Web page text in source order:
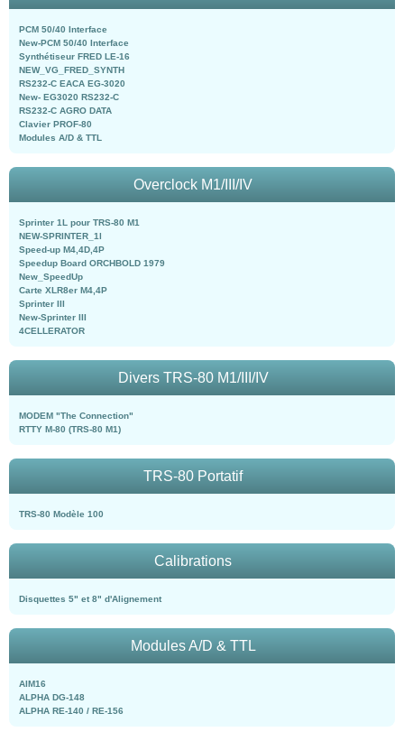
PCM 50/40 Interface
New-PCM 50/40 Interface
Synthétiseur FRED LE-16
NEW_VG_FRED_SYNTH
RS232-C EACA EG-3020
New- EG3020 RS232-C
RS232-C AGRO DATA
Clavier PROF-80
Modules A/D & TTL
Overclock M1/III/IV
Sprinter 1L pour TRS-80 M1
NEW-SPRINTER_1l
Speed-up M4,4D,4P
Speedup Board ORCHBOLD 1979
New_SpeedUp
Carte XLR8er M4,4P
Sprinter III
New-Sprinter III
4CELLERATOR
Divers TRS-80 M1/III/IV
MODEM "The Connection"
RTTY M-80 (TRS-80 M1)
TRS-80 Portatif
TRS-80 Modèle 100
Calibrations
Disquettes 5" et 8" d'Alignement
Modules A/D & TTL
AIM16
ALPHA DG-148
ALPHA RE-140 / RE-156